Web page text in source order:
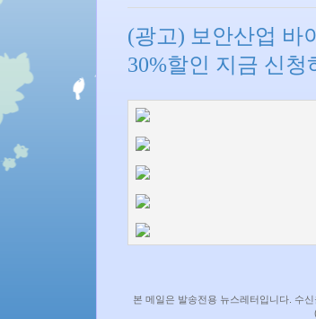
(광고) 보안산업 바
30%할인 지금 신청
본 메일은 발송전용 뉴스레터입니다. 수